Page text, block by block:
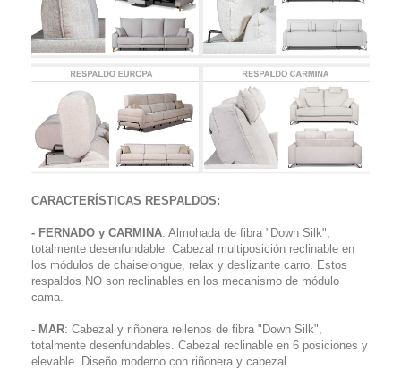
CARACTERÍSTICAS RESPALDOS:
- FERNADO y CARMINA: Almohada de fibra "Down Silk",
totalmente desenfundable. Cabezal multiposición reclinable en
los módulos de chaiselongue, relax y deslizante carro. Estos
respaldos NO son reclinables en los mecanismo de módulo
cama.
- MAR: Cabezal y riñonera rellenos de fibra "Down Silk",
totalmente desenfundables. Cabezal reclinable en 6 posiciones y
elevable. Diseño moderno con riñonera y cabezal